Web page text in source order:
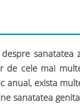
de cele mai
anual, exista
sanatatea